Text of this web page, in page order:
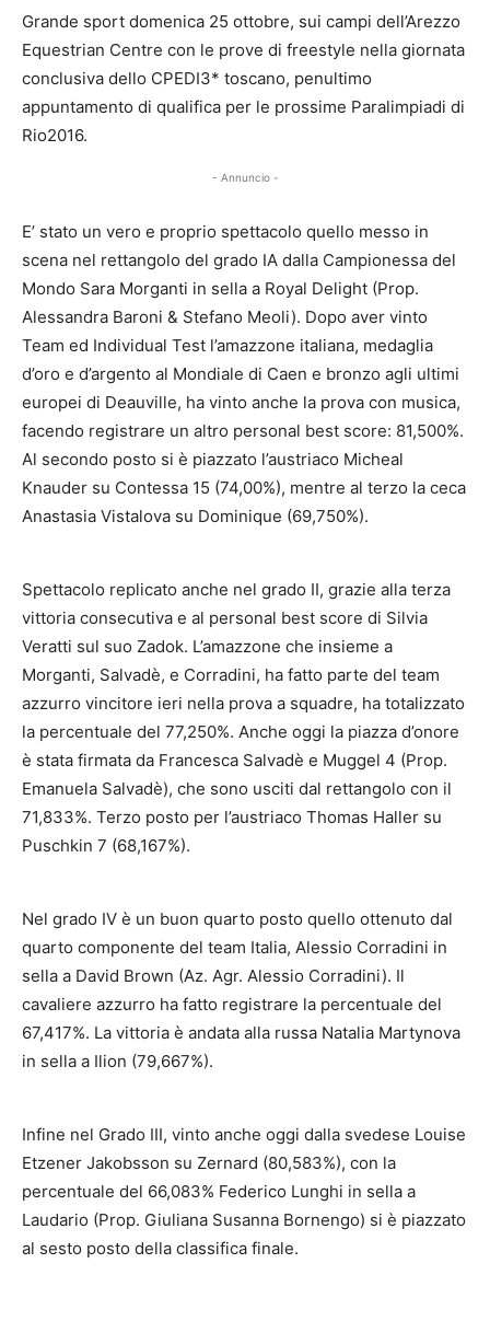
Grande sport domenica 25 ottobre, sui campi dell’Arezzo
Equestrian Centre con le prove di freestyle nella giornata
conclusiva dello CPEDI3* toscano, penultimo
appuntamento di qualifica per le prossime Paralimpiadi di
Rio2016.
- Annuncio -
E’ stato un vero e proprio spettacolo quello messo in
scena nel rettangolo del grado IA dalla Campionessa del
Mondo Sara Morganti in sella a Royal Delight (Prop.
Alessandra Baroni & Stefano Meoli). Dopo aver vinto
Team ed Individual Test l’amazzone italiana, medaglia
d’oro e d’argento al Mondiale di Caen e bronzo agli ultimi
europei di Deauville, ha vinto anche la prova con musica,
facendo registrare un altro personal best score: 81,500%.
Al secondo posto si è piazzato l’austriaco Micheal
Knauder su Contessa 15 (74,00%), mentre al terzo la ceca
Anastasia Vistalova su Dominique (69,750%).
Spettacolo replicato anche nel grado II, grazie alla terza
vittoria consecutiva e al personal best score di Silvia
Veratti sul suo Zadok. L’amazzone che insieme a
Morganti, Salvadè, e Corradini, ha fatto parte del team
azzurro vincitore ieri nella prova a squadre, ha totalizzato
la percentuale del 77,250%. Anche oggi la piazza d’onore
è stata firmata da Francesca Salvadè e Muggel 4 (Prop.
Emanuela Salvadè), che sono usciti dal rettangolo con il
71,833%. Terzo posto per l’austriaco Thomas Haller su
Puschkin 7 (68,167%).
Nel grado IV è un buon quarto posto quello ottenuto dal
quarto componente del team Italia, Alessio Corradini in
sella a David Brown (Az. Agr. Alessio Corradini). Il
cavaliere azzurro ha fatto registrare la percentuale del
67,417%. La vittoria è andata alla russa Natalia Martynova
in sella a Ilion (79,667%).
Infine nel Grado III, vinto anche oggi dalla svedese Louise
Etzener Jakobsson su Zernard (80,583%), con la
percentuale del 66,083% Federico Lunghi in sella a
Laudario (Prop. Giuliana Susanna Bornengo) si è piazzato
al sesto posto della classifica finale.